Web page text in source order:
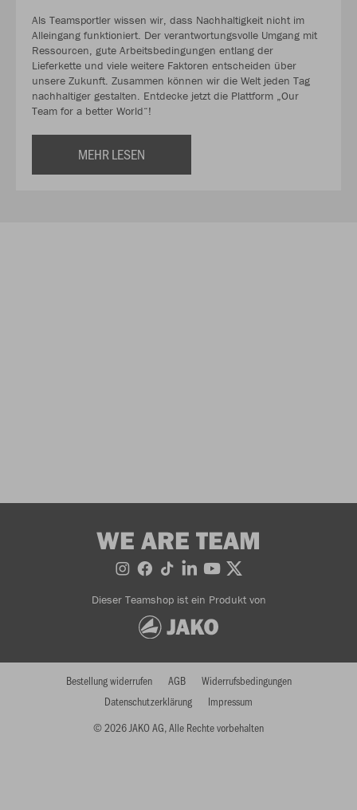
Als Teamsportler wissen wir, dass Nachhaltigkeit nicht im
Alleingang funktioniert. Der verantwortungsvolle Umgang mit
Ressourcen, gute Arbeitsbedingungen entlang der
Lieferkette und viele weitere Faktoren entscheiden über
unsere Zukunft. Zusammen können wir die Welt jeden Tag
nachhaltiger gestalten. Entdecke jetzt die Plattform „Our
Team for a better World“!
MEHR LESEN
WE ARE TEAM
Dieser Teamshop ist ein Produkt von
© 2026 JAKO AG, Alle Rechte vorbehalten
Bestellung widerrufen AGB
Widerrufsbedingungen
Datenschutzerklärung
Impressum